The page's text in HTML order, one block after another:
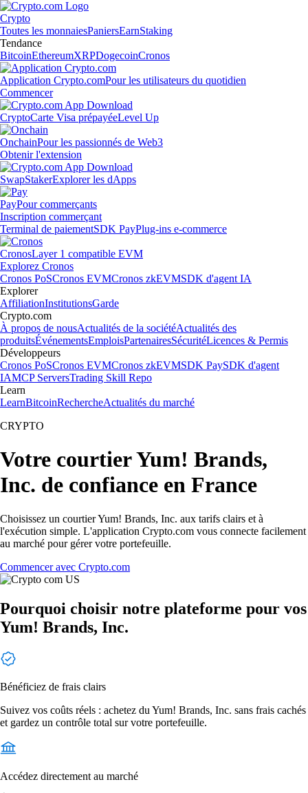
Crypto
Toutes les monnaiesPaniersEarnStaking
Tendance
BitcoinEthereumXRPDogecoinCronos
Application Crypto.comPour les utilisateurs du quotidien
Commencer
CryptoCarte Visa prépayéeLevel Up
OnchainPour les passionnés de Web3
Obtenir l'extension
SwapStakerExplorer les dApps
PayPour commerçants
Inscription commerçant
Terminal de paiementSDK PayPlug-ins e-commerce
CronosLayer 1 compatible EVM
Explorez Cronos
Cronos PoSCronos EVMCronos zkEVMSDK d'agent IA
Explorer
AffiliationInstitutionsGarde
Crypto.com
À propos de nousActualités de la sociétéActualités des
produitsÉvénementsEmploisPartenairesSécuritéLicences & Permis
Développeurs
Cronos PoSCronos EVMCronos zkEVMSDK PaySDK d'agent
IAMCP ServersTrading Skill Repo
Learn
LearnBitcoinRechercheActualités du marché
CRYPTO
Votre courtier Yum! Brands,
Inc. de confiance en France
Choisissez un courtier Yum! Brands, Inc. aux tarifs clairs et à
l'exécution simple. L'application Crypto.com vous connecte facilement
au marché pour gérer votre portefeuille.
Commencer avec Crypto.com
Pourquoi choisir notre plateforme pour vos
Yum! Brands, Inc.
Bénéficiez de frais clairs
Suivez vos coûts réels : achetez du Yum! Brands, Inc. sans frais cachés
et gardez un contrôle total sur votre portefeuille.
Accédez directement au marché